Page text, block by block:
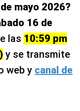
mayo 2026?
16 de
las 10:59 pm
y se transmite
web y canal de